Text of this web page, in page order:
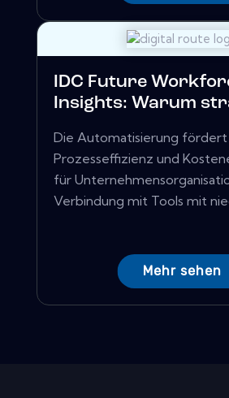
IDC Future
Insights: Warum
Die Automatisierung fördert
Prozesseffizienz und
für
Verbindung mit Tools mit
Mehr sehen